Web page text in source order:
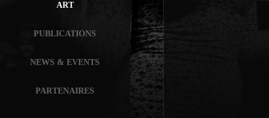
ART
PUBLICATIONS
NEWS & EVENTS
PARTENAIRES